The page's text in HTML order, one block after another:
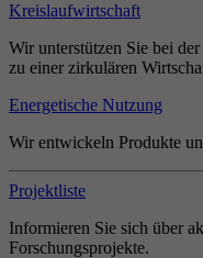
Kreislaufwirtschaft
Wir unterstützen Sie bei
zu einer zirkulären
Energetische Nutzung
Wir entwickeln Produkte
Projektliste
Informieren Sie sich über
Forschungsprojekte.